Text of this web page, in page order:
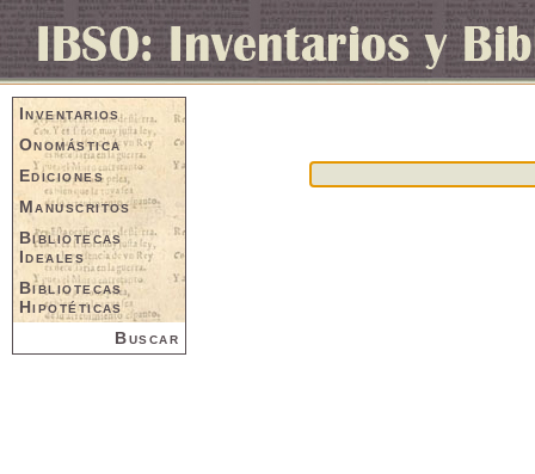
Inventarios
Onomástica
Ediciones
Manuscritos
Bibliotecas
Ideales
Bibliotecas
Hipotéticas
Buscar